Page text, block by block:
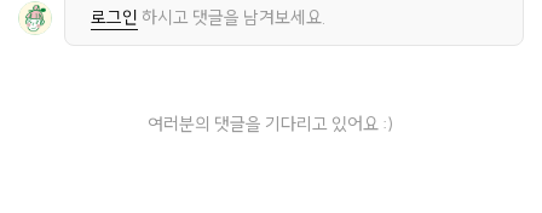
로그인 하시고 댓글을 남겨보세요.
여러분의 댓글을 기다리고 있어요 :)